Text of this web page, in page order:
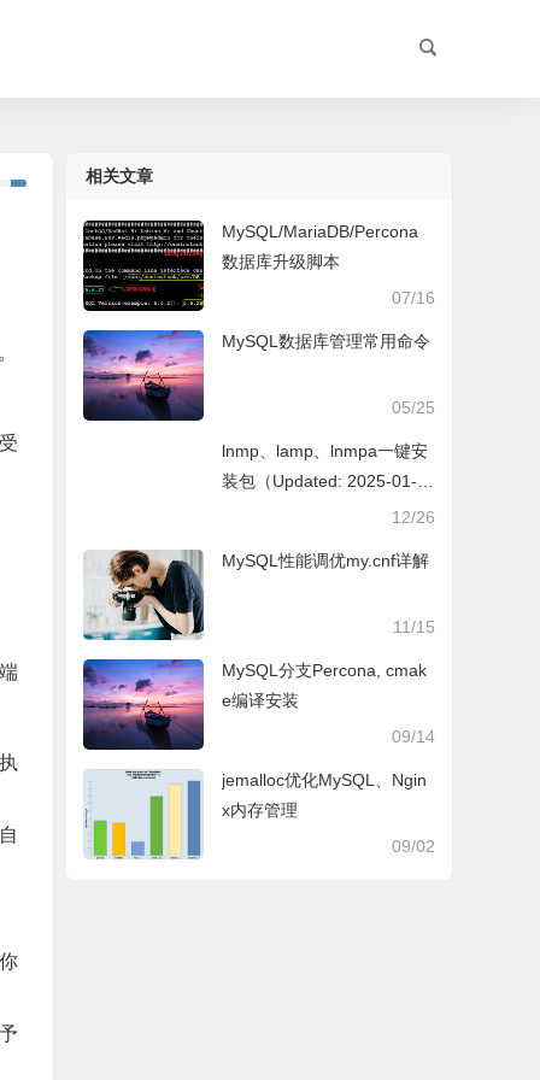
相关文章
MySQL/MariaDB/Percona
数据库升级脚本
07/16
MySQL数据库管理常用命令
05/25
lnmp、lamp、lnmpa一键安
装包（Updated: 2025-01-0
12/26
MySQL性能调优my.cnf详解
11/15
MySQL分支Percona, cmak
e编译安装
09/14
jemalloc优化MySQL、Ngin
x内存管理
09/02